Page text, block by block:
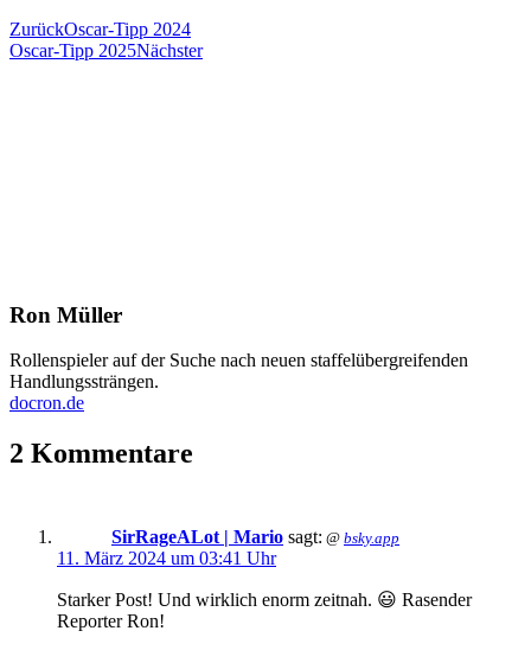
ZurückOscar-Tipp 2024
Oscar-Tipp 2025Nächster
Ron Müller
Rollenspieler auf der Suche nach neuen staffelübergreifenden
Handlungssträngen.
docron.de
2 Kommentare
SirRageALot | Mario sagt: @ bsky.app
11. März 2024 um 03:41 Uhr
Starker Post! Und wirklich enorm zeitnah. 😃 Rasender
Reporter Ron!